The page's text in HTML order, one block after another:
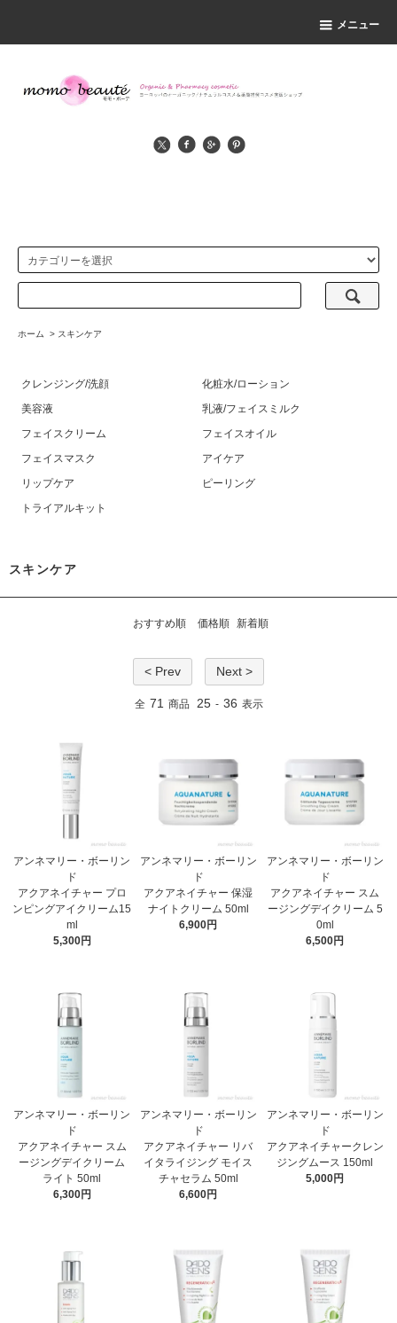
メニュー
ホーム > スキンケア
クレンジング/洗顔
化粧水/ローション
美容液
乳液/フェイスミルク
フェイスクリーム
フェイスオイル
フェイスマスク
アイケア
リップケア
ピーリング
トライアルキット
スキンケア
おすすめ順 価格順 新着順
< Prev Next >
全 71 商品 25 - 36 表示
アンネマリー・ボーリン
ド
アクアネイチャー プロ
ンピングアイクリーム15
ml
5,300円
アンネマリー・ボーリン
ド
アクアネイチャー 保湿
ナイトクリーム 50ml
6,900円
アンネマリー・ボーリン
ド
アクアネイチャー スム
ージングデイクリーム 5
0ml
6,500円
アンネマリー・ボーリン
ド
アクアネイチャー スム
ージングデイクリーム
ライト 50ml
6,300円
アンネマリー・ボーリン
ド
アクアネイチャー リバ
イタライジング モイス
チャセラム 50ml
6,600円
アンネマリー・ボーリン
ド
アクアネイチャークレン
ジングムース 150ml
5,000円